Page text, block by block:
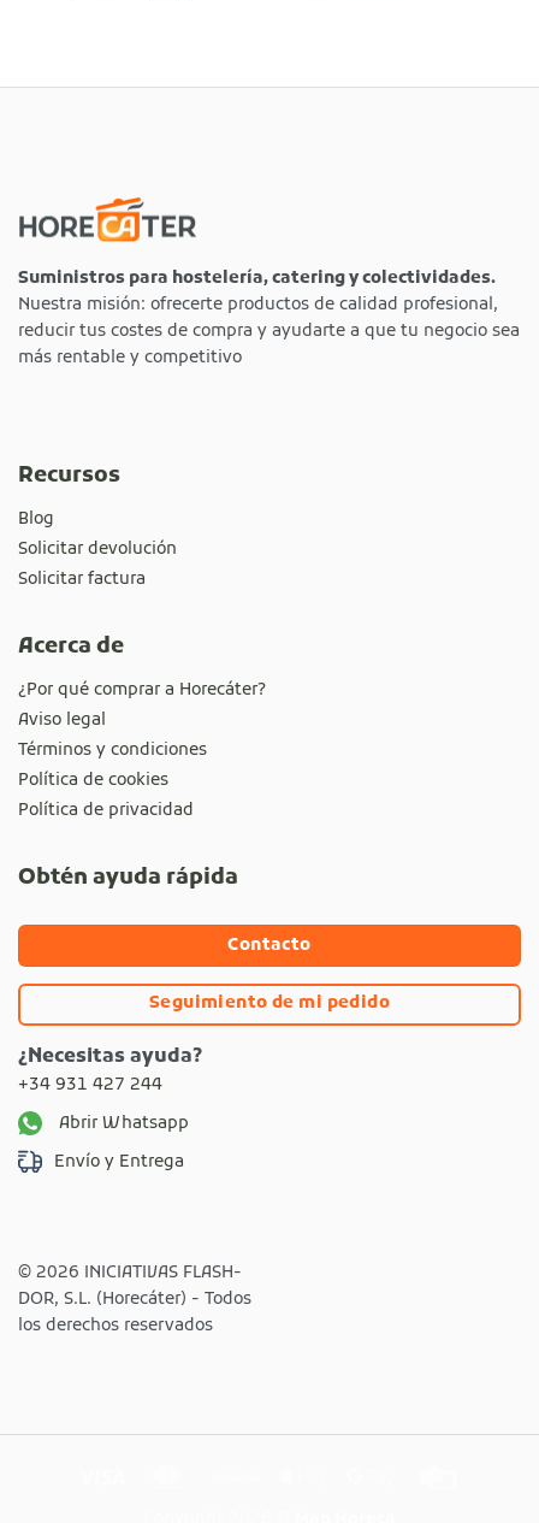
Suministros para hostelería, catering y colectividades.
Nuestra misión: ofrecerte productos de calidad profesional,
reducir tus costes de compra y ayudarte a que tu negocio sea
más rentable y competitivo
Recursos
Blog
Solicitar devolución
Solicitar factura
Acerca de
¿Por qué comprar a Horecáter?
Aviso legal
Términos y condiciones
Política de cookies
Política de privacidad
Obtén ayuda rápida
Contacto
Seguimiento de mi pedido
¿Necesitas ayuda?
+34 931 427 244
Abrir Whatsapp
Envío y Entrega
© 2026 INICIATIVAS FLASH-
DOR, S.L. (Horecáter) - Todos
los derechos reservados